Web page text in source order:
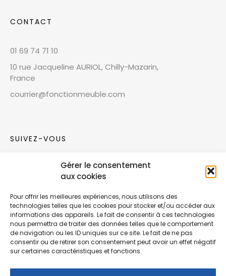
Gérer le consentement
aux cookies
Pour offrir les meilleures expériences, nous utilisons des
technologies telles que les cookies pour stocker et/ou accéder aux
informations des appareils. Le fait de consentir à ces technologies
nous permettra de traiter des données telles que le comportement
de navigation ou les ID uniques sur ce site. Le fait de ne pas
consentir ou de retirer son consentement peut avoir un effet négatif
sur certaines caractéristiques et fonctions.
CONTACT
01 69 74 71 10
10 rue Jacqueline AURIOL, Chilly-Mazarin,
France
courrier@fonctionmeuble.com
SUIVEZ-VOUS
Rejoignez notre communauté sur les réseaux
Nouvelles collections, vie de l’équipe ou
inspirations : soyez informés de nos dernières
actualités.